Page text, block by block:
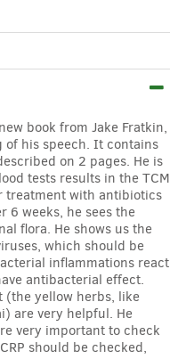
book from Jake Fratkin,
his speech. It contains
on 2 pages. He is
tests results in the TCM
treatment with antibiotics
6 weeks, he sees the
flora. He shows us the
which should be
inflammations react
antibacterial effect.
(the yellow herbs, like
are very helpful. He
very important to check
should be checked,